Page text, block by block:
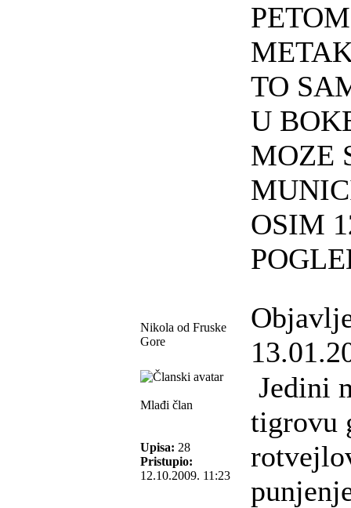
TO
U
MOZE
OSIM
Nikola od Fruske
Gore
Mlađi član
Upisa: 28
Pristupio:
12.10.2009. 11:23
Jedini
tigrovu